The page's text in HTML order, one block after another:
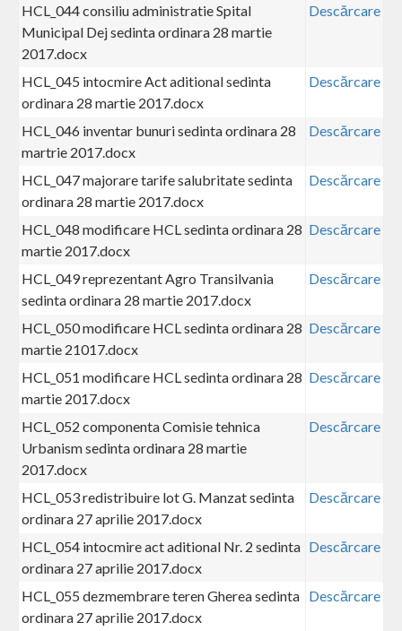
HCL_044 consiliu administratie Spital
Municipal Dej sedinta ordinara 28 martie
2017.docx
Descărcare
HCL_045 intocmire Act aditional sedinta
ordinara 28 martie 2017.docx
Descărcare
HCL_046 inventar bunuri sedinta ordinara 28
martrie 2017.docx
Descărcare
HCL_047 majorare tarife salubritate sedinta
ordinara 28 martie 2017.docx
Descărcare
HCL_048 modificare HCL sedinta ordinara 28
martie 2017.docx
Descărcare
HCL_049 reprezentant Agro Transilvania
sedinta ordinara 28 martie 2017.docx
Descărcare
HCL_050 modificare HCL sedinta ordinara 28
martie 21017.docx
Descărcare
HCL_051 modificare HCL sedinta ordinara 28
martie 2017.docx
Descărcare
HCL_052 componenta Comisie tehnica
Urbanism sedinta ordinara 28 martie
2017.docx
Descărcare
HCL_053 redistribuire lot G. Manzat sedinta
ordinara 27 aprilie 2017.docx
Descărcare
HCL_054 intocmire act aditional Nr. 2 sedinta
ordinara 27 aprilie 2017.docx
Descărcare
HCL_055 dezmembrare teren Gherea sedinta
ordinara 27 aprilie 2017.docx
Descărcare